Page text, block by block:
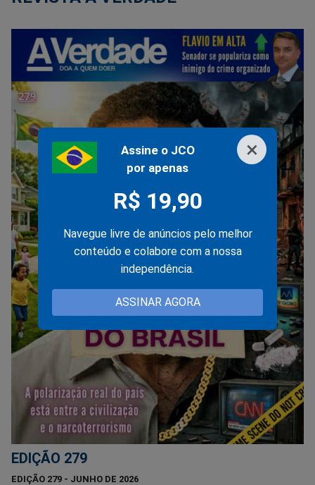
×
Assine o JCO
por apenas
R$ 19,90
Navegue livre de anúncios pelo melhor
conteúdo e colabore com a nossa
independência.
ASSINAR AGORA
EDIÇÃO 279
EDIÇÃO 279 - JUNHO DE 2026